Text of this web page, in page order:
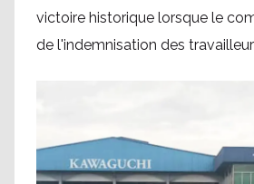
victoire historique lorsque le
de l'indemnisation des